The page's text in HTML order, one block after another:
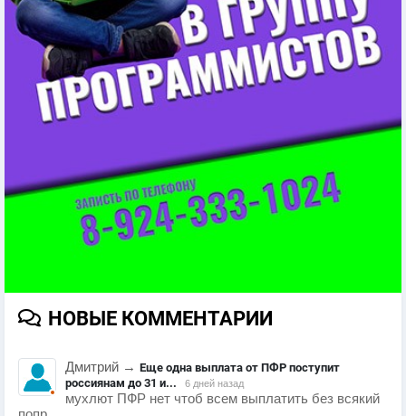
НОВЫЕ КОММЕНТАРИИ
Дмитрий → Еще одна выплата от ПФР поступит
россиянам до 31 и...
6 дней назад
мухлют ПФР нет чтоб всем выплатить без всякий